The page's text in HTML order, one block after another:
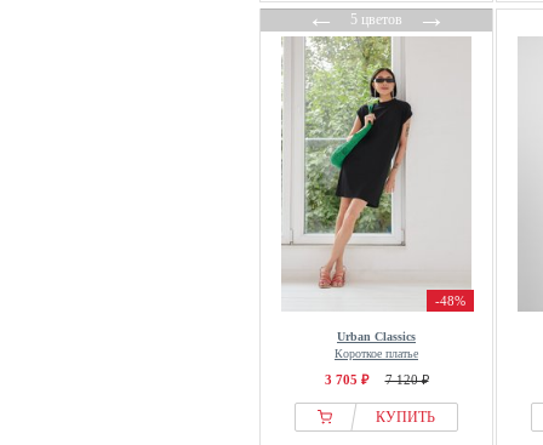
←5 цветов→
-48%
Urban Classics
Короткое платье
3 705 ₽ 7 120 ₽
КУПИТЬ